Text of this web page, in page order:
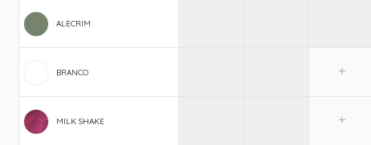
ALECRIM
BRANCO
MILK SHAKE